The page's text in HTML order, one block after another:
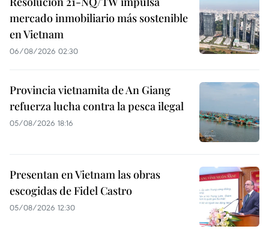
mercado inmobiliario más sostenible
en Vietnam
06/08/2026 02:30
Provincia vietnamita de An Giang
refuerza lucha contra la pesca ilegal
05/08/2026 18:16
Presentan en Vietnam las obras
escogidas de Fidel Castro
05/08/2026 12:30